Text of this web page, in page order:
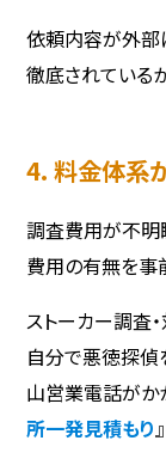
依頼内容が外部
徹底されている
4. 料金体系
調査費用が不明
費用の有無を事
ストーカー調査
自分で悪徳探偵
山営業電話がか
所一発見積もり